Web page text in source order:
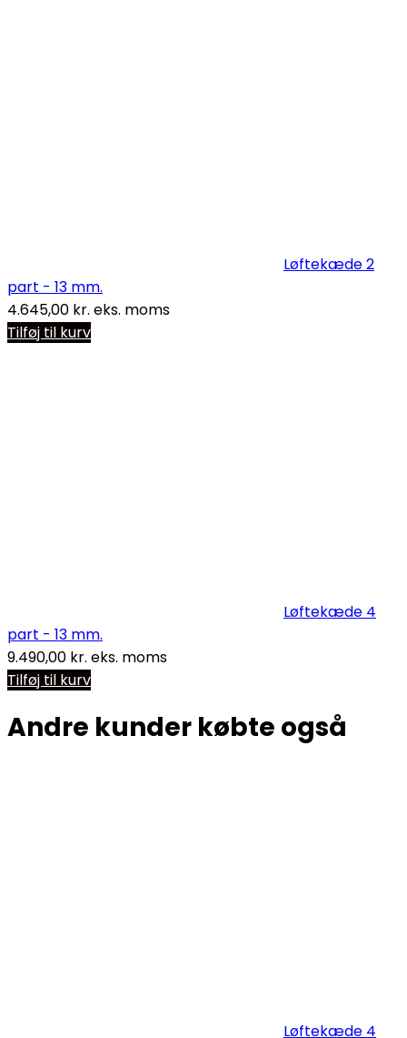
Løftekæde 2
part - 13 mm.
4.645,00 kr. eks. moms
Tilføj til kurv
Løftekæde 4
part - 13 mm.
9.490,00 kr. eks. moms
Tilføj til kurv
Andre kunder købte også
Løftekæde 4